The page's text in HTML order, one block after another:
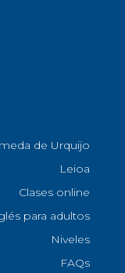
de Urquijo
Leioa
Clases online
para adultos
Niveles
FAQs